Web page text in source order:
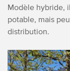
Modèle hybride,
potable, mais
distribution.